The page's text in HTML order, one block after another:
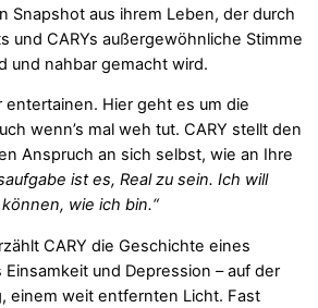
Snapshot aus ihrem Leben, der durch
und CARYs außergewöhnliche Stimme
und nahbar gemacht wird.
entertainen. Hier geht es um die
wenn’s mal weh tut. CARY stellt den
Anspruch an sich selbst, wie an Ihre
ist es, Real zu sein. Ich will
wie ich bin.“
CARY die Geschichte eines
Einsamkeit und Depression – auf der
einem weit entfernten Licht. Fast